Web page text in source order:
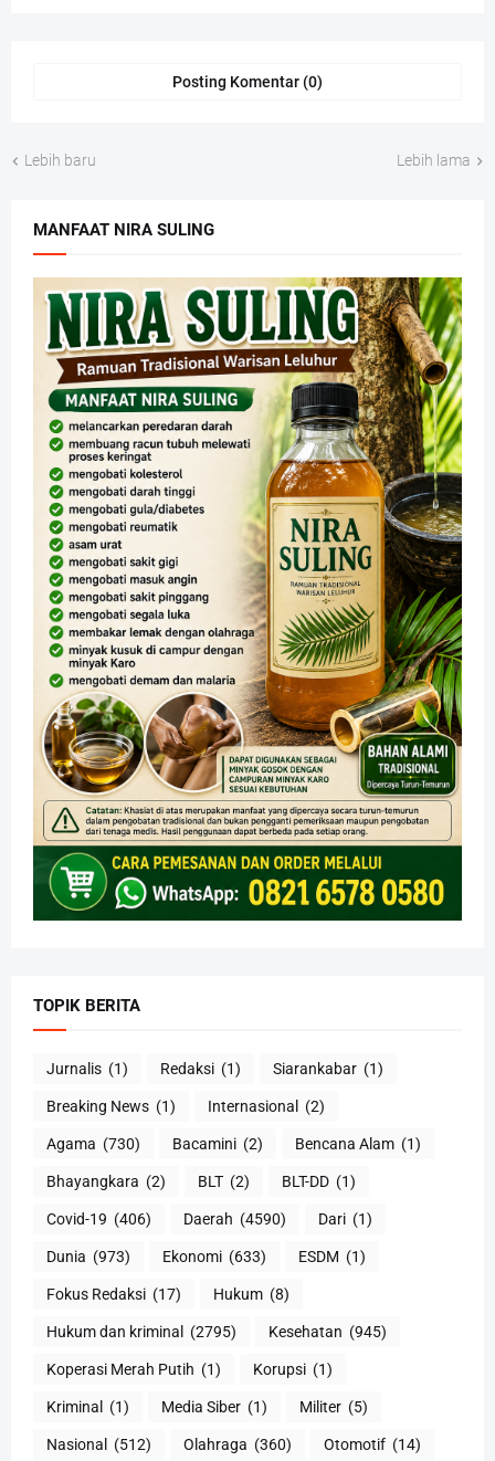
Posting Komentar (0)
Lebih baru Lebih lama
MANFAAT NIRA SULING
TOPIK BERITA
Jurnalis (1) Redaksi (1) Siarankabar (1)
Breaking News (1) Internasional (2)
Agama (730) Bacamini (2) Bencana Alam (1)
Bhayangkara (2) BLT (2) BLT-DD (1)
Covid-19 (406) Daerah (4590) Dari (1)
Dunia (973) Ekonomi (633) ESDM (1)
Fokus Redaksi (17) Hukum (8)
Hukum dan kriminal (2795) Kesehatan (945)
Koperasi Merah Putih (1) Korupsi (1)
Kriminal (1) Media Siber (1) Militer (5)
Nasional (512) Olahraga (360) Otomotif (14)